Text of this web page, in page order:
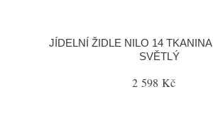
JÍDELNÍ ŽIDLE NILO 14
SVĚTLÝ
2 598 Kč